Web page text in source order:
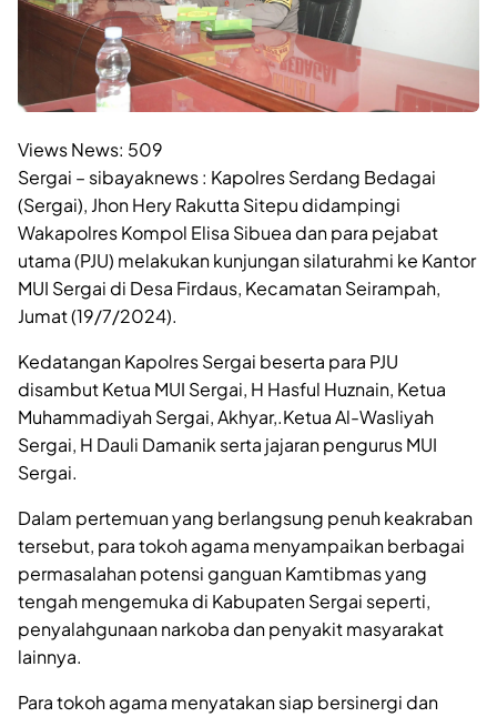
Views News: 509
Sergai – sibayaknews : Kapolres Serdang Bedagai
(Sergai), Jhon Hery Rakutta Sitepu didampingi
Wakapolres Kompol Elisa Sibuea dan para pejabat
utama (PJU) melakukan kunjungan silaturahmi ke Kantor
MUI Sergai di Desa Firdaus, Kecamatan Seirampah,
Jumat (19/7/2024).
Kedatangan Kapolres Sergai beserta para PJU
disambut Ketua MUI Sergai, H Hasful Huznain, Ketua
Muhammadiyah Sergai, Akhyar,.Ketua Al-Wasliyah
Sergai, H Dauli Damanik serta jajaran pengurus MUI
Sergai.
Dalam pertemuan yang berlangsung penuh keakraban
tersebut, para tokoh agama menyampaikan berbagai
permasalahan potensi ganguan Kamtibmas yang
tengah mengemuka di Kabupaten Sergai seperti,
penyalahgunaan narkoba dan penyakit masyarakat
lainnya.
Para tokoh agama menyatakan siap bersinergi dan